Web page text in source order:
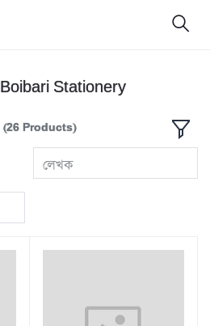
Boibari Stationery
(26 Products)
লেখক